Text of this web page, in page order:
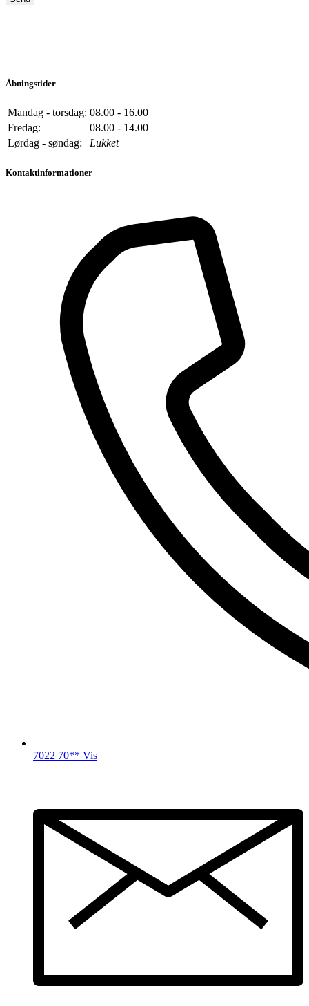
Åbningstider
Mandag - torsdag: 08.00 - 16.00
Fredag:
08.00 - 14.00
Lørdag - søndag:
Lukket
Kontaktinformationer
7022 70** Vis